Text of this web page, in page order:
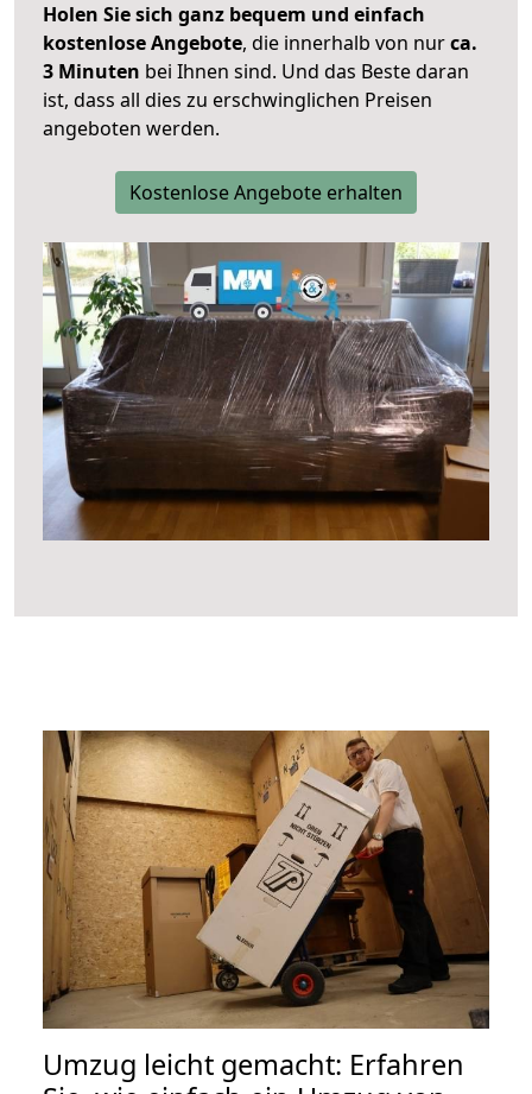
Holen Sie sich ganz bequem und einfach
kostenlose Angebote, die innerhalb von nurca.
3 Minuten bei Ihnen sind. Und das Beste daran
ist, dass all dies zu erschwinglichen Preisen
angeboten werden.
Kostenlose Angebote erhalten
Umzug leicht gemacht: Erfahren